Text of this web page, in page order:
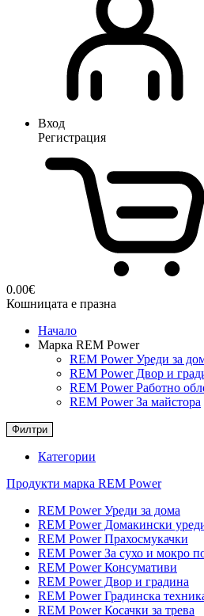
Вход
Регистрация
0.00€
Кошницата е празна
Начало
Марка REM Power
REM Power Уреди за
REM Power Двор и
REM Power Работно
REM Power За майстора
Филтри
Категории
Продукти марка REM Power
REM Power Уреди за дома
REM Power Домакински
REM Power Прахосмукачки
REM Power За сухо и мокро
REM Power Консумативи
REM Power Двор и градина
REM Power Градинска
REM Power Косачки за трева